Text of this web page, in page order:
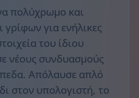
πολύχρωμο και
γρίφων για ενήλικες
του ίδιου
νέους συνδυασμούς
Απόλαυσε απλό
στον υπολογιστή, το